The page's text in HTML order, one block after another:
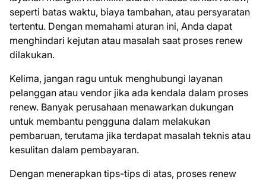
seperti batas waktu, biaya tambahan, atau persyaratan
tertentu. Dengan memahami aturan ini, Anda dapat
menghindari kejutan atau masalah saat proses renew
dilakukan.
Kelima, jangan ragu untuk menghubungi layanan
pelanggan atau vendor jika ada kendala dalam proses
renew. Banyak perusahaan menawarkan dukungan
untuk membantu pengguna dalam melakukan
pembaruan, terutama jika terdapat masalah teknis atau
kesulitan dalam pembayaran.
Dengan menerapkan tips-tips di atas, proses renew